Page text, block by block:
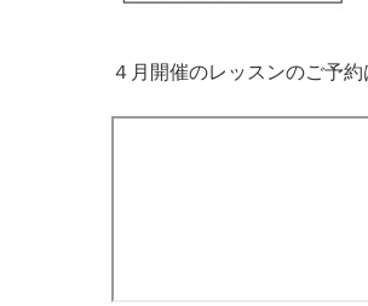
４月開催のレッスンのご予